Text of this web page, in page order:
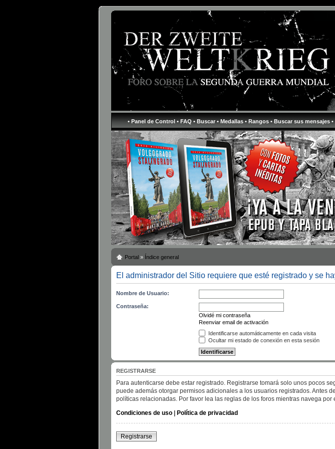
• Panel de Control • FAQ • Buscar • Medallas • Rangos • Buscar sus mensajes
Portal » Índice general
El administrador del Sitio requiere que esté registrado y se
Nombre de Usuario:
Contraseña:
Olvidé mi contraseña
Reenviar email de activación
Identificarse automáticamente en cada visita
Ocultar mi estado de conexión en esta sesión
REGISTRARSE
Para autenticarse debe estar registrado. Registrarse tomará solo unos pocos
puede además otorgar permisos adicionales a los usuarios registrados. Antes
políticas relacionadas. Por favor lea las reglas de los foros mientras navega por
Condiciones de uso | Política de privacidad
Registrarse